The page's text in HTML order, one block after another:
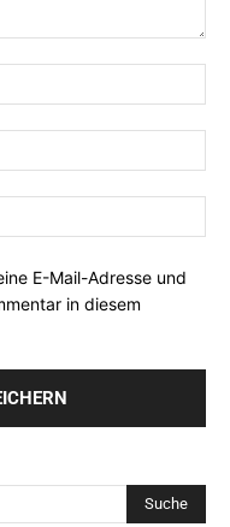
E-Mail-Adresse und
in diesem